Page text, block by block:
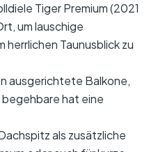
Tiger Premium (2021
um lauschige
herrlichen Taunusblick zu
ausgerichtete Balkone,
begehbare hat eine
als zusätzliche